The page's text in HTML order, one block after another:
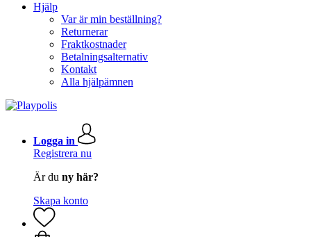
Hjälp
Var är min beställning?
Returnerar
Fraktkostnader
Betalningsalternativ
Kontakt
Alla hjälpämnen
Logga in
Registrera nu
Är du ny här?
Skapa konto